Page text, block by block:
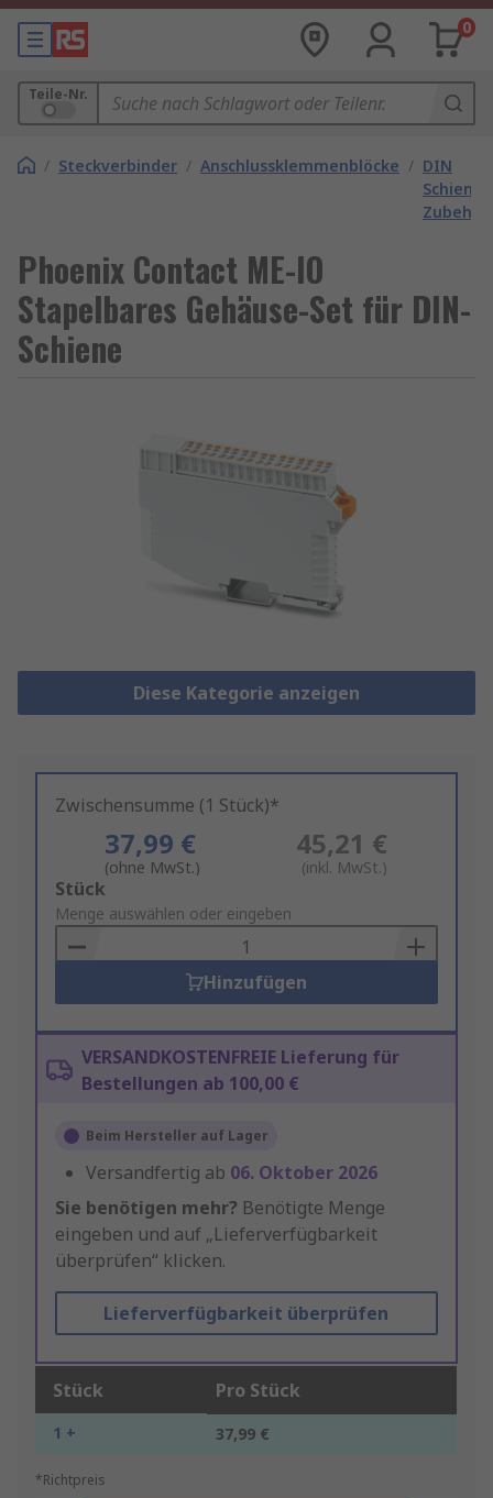
0
Teile-Nr.
/ Steckverbinder / Anschlussklemmenblöcke / DIN
Zubehör
Phoenix Contact ME-IO
Stapelbares Gehäuse-Set für DIN-
Schiene
Diese Kategorie anzeigen
Zwischensumme (1 Stück)*
37,99 €
(ohne MwSt.)
45,21 €
(inkl. MwSt.)
Add
to
Basket
Stück
Menge auswählen oder eingeben
Hinzufügen
VERSANDKOSTENFREIE Lieferung für
Bestellungen ab 100,00 €
Beim Hersteller auf Lager
Versandfertig ab 06. Oktober 2026
Sie benötigen mehr? Benötigte Menge
eingeben und auf „Lieferverfügbarkeit
überprüfen“ klicken.
Lieferverfügbarkeit überprüfen
Stück Pro Stück
1 + 37,99 €
*Richtpreis